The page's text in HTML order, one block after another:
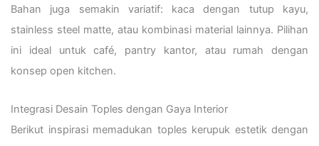
Bahan juga semakin variatif: kaca dengan tutup kayu,
stainless steel matte, atau kombinasi material lainnya. Pilihan
ini ideal untuk café, pantry kantor, atau rumah dengan
konsep open kitchen.
Integrasi Desain Toples dengan Gaya Interior
Berikut inspirasi memadukan toples kerupuk estetik dengan